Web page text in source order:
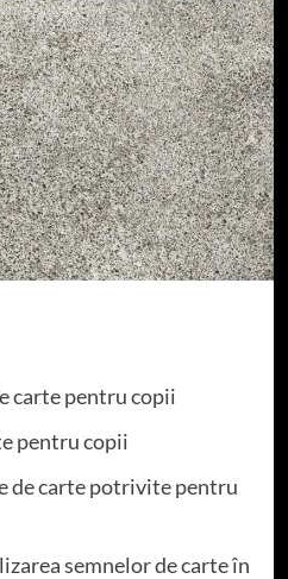
carte pentru copii
pentru copii
de carte potrivite pentru
semnelor de carte în